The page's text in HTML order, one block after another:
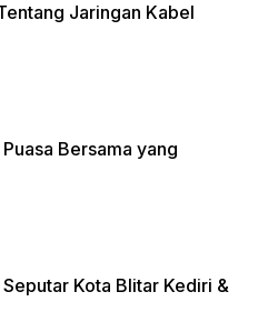
Jaringan Kabel
Bersama yang
Kota Blitar Kediri &